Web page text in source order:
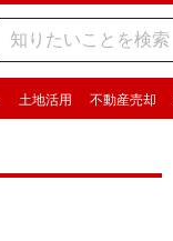
土地活用 不動産売却